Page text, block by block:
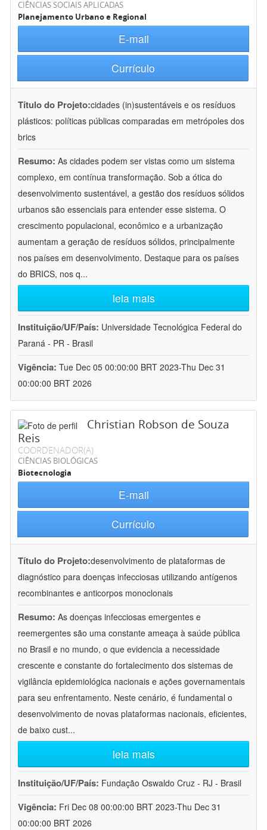
CIÊNCIAS SOCIAIS APLICADAS
Planejamento Urbano e Regional
E-mail
Currículo
Título do Projeto:cidades (in)sustentáveis e os resíduos
plásticos: políticas públicas comparadas em metrópoles dos
brics
Resumo: As cidades podem ser vistas como um sistema
complexo, em contínua transformação. Sob a ótica do
desenvolvimento sustentável, a gestão dos resíduos sólidos
urbanos são essenciais para entender esse sistema. O
crescimento populacional, econômico e a urbanização
aumentam a geração de resíduos sólidos, principalmente
nos países em desenvolvimento. Destaque para os países
do BRICS, nos q...
leia mais
Instituição/UF/País: Universidade Tecnológica Federal do
Paraná - PR - Brasil
Vigência: Tue Dec 05 00:00:00 BRT 2023-Thu Dec 31
00:00:00 BRT 2026
Christian Robson de Souza
Reis
COORDENADOR(A)
CIÊNCIAS BIOLÓGICAS
Biotecnologia
E-mail
Currículo
Título do Projeto:desenvolvimento de plataformas de
diagnóstico para doenças infecciosas utilizando antígenos
recombinantes e anticorpos monoclonais
Resumo: As doenças infecciosas emergentes e
reemergentes são uma constante ameaça à saúde pública
no Brasil e no mundo, o que evidencia a necessidade
crescente e constante do fortalecimento dos sistemas de
vigilância epidemiológica nacionais e ações governamentais
para seu enfrentamento. Neste cenário, é fundamental o
desenvolvimento de novas plataformas nacionais, eficientes,
de baixo cust...
leia mais
Instituição/UF/País: Fundação Oswaldo Cruz - RJ - Brasil
Vigência: Fri Dec 08 00:00:00 BRT 2023-Thu Dec 31
00:00:00 BRT 2026